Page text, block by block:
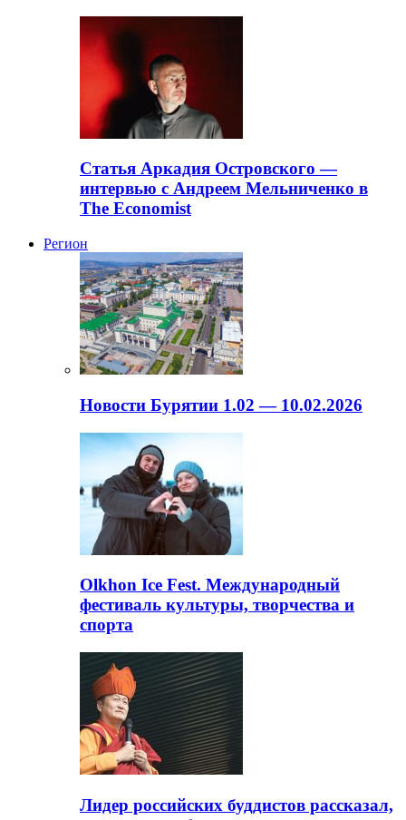
Статья Аркадия Островского —
интервью с Андреем Мельниченко в
The Economist
Регион
Новости Бурятии 1.02 — 10.02.2026
Olkhon Ice Fest. Международный
фестиваль культуры, творчества и
спорта
Лидер российских буддистов рассказал,